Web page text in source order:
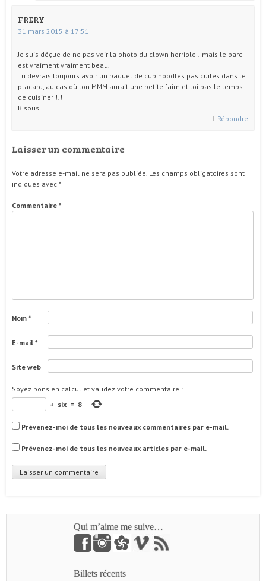
FRERY
31 mars 2015 à 17:51
Je suis déçue de ne pas voir la photo du clown horrible ! mais le parc
est vraiment vraiment beau.
Tu devrais toujours avoir un paquet de cup noodles pas cuites dans le
placard, au cas où ton MMM aurait une petite faim et toi pas le temps
de cuisiner !!!
Bisous.
Répondre
Laisser un commentaire
Votre adresse e-mail ne sera pas publiée. Les champs obligatoires sont
indiqués avec *
Commentaire *
Nom *
E-mail *
Site web
Soyez bons en calcul et validez votre commentaire :
+ six = 8
Prévenez-moi de tous les nouveaux commentaires par e-mail.
Prévenez-moi de tous les nouveaux articles par e-mail.
Qui m’aime me suive…
Billets récents